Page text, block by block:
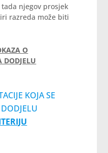
njegov prosjek
razreda može biti
O
DODJELU
KOJA SE